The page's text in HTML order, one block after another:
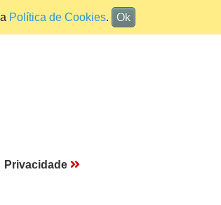
Política de Cookies. Ok
Privacidade